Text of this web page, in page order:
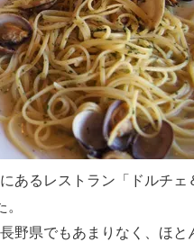
あるレストラン「ドルチェ
野県でもあまりなく、ほと